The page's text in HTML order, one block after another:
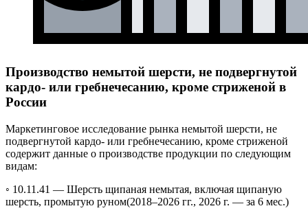
Производство немытой шерсти, не подвергнутой
кардо- или гребнечесанию, кроме стриженой в
России
Маркетинговое исследование рынка немытой шерсти, не
подвергнутой кардо- или гребнечесанию, кроме стриженой
содержит данные о производстве продукции по следующим
видам:
◦ 10.11.41 — Шерсть щипаная немытая, включая щипаную
шерсть, промытую руном(2018–2026 гг., 2026 г. — за 6 мес.)